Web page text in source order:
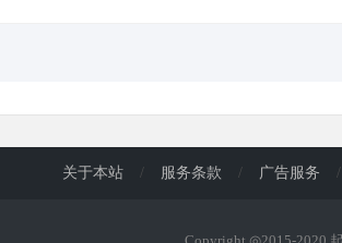
关于本站 / 服务条款 / 广告服务 /